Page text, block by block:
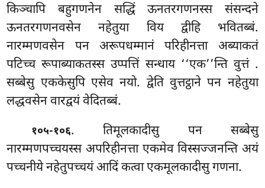
किञ्चापि बहुगणनेन सद्धिं ऊनतरगणनस्स संसन्दने
ऊनतरगणनवसेन नहेतुया विय द्वीहि भवितब्बं.
नारम्मणवसेन पन अरूपधम्मानं परिहीनत्ता अब्याकतं
पटिच्च रूपाब्याकतस्स उप्पत्तिं सन्धाय ‘‘एक’’न्ति वुत्तं .
सब्बेसु एककेसुपि एसेव नयो. द्वेति वुत्तट्ठाने पन नहेतुया
लद्धवसेन वारद्वयं वेदितब्बं.
१०५-१०६. तिमूलकादीसु पन सब्बेसु
नारम्मणपच्चयस्स अपरिहीनत्ता एकमेव विस्सज्जनन्ति अयं
पच्चनीये नहेतुपच्चयं आदिं कत्वा एकमूलकादीसु गणना.